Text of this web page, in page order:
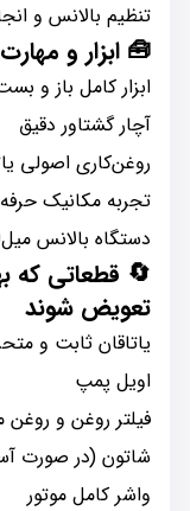
تنظیم بالانس و
🧰 ابزار و
ابزار کامل باز و
آچار گشتاور دقیق
روغن‌کاری اصولی
تجربه مکانیک
دستگاه بالانس
🔄 قطعاتی که
تعویض شوند
یاتاقان ثابت و
اویل پمپ
فیلتر روغن و روغن
شاتون (در صورت
واشر کامل موتور